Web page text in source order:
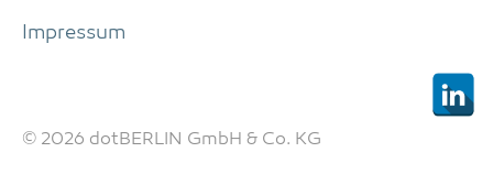
Impres­sum
© 2026 dotBERLIN GmbH & Co. KG